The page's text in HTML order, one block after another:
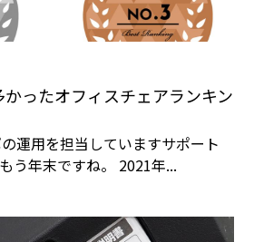
ったオフィスチェアランキン
運用を担当していますサポート
う年末ですね。 2021年...